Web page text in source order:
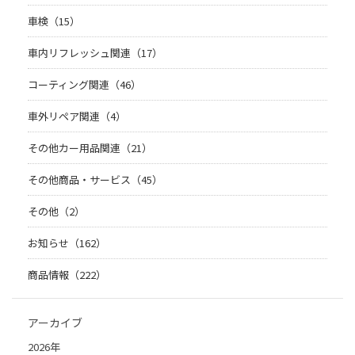
車検（15）
車内リフレッシュ関連（17）
コーティング関連（46）
車外リペア関連（4）
その他カー用品関連（21）
その他商品・サービス（45）
その他（2）
お知らせ（162）
商品情報（222）
アーカイブ
2026年